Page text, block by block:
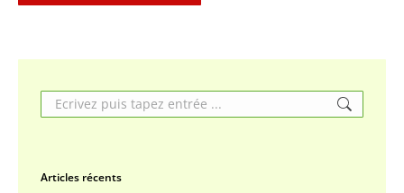
Search:
Articles récents